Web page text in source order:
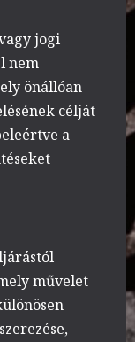
jogi
nem
önállóan
célját
a
művelet